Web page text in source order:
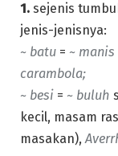
1. sejenis
jenis-jenisnya:
~ batu = ~ manis
carambola;
~ besi = ~ buluh
kecil, masam
masakan),